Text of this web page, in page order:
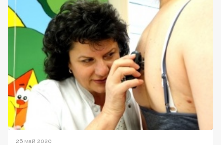
26 май 2020